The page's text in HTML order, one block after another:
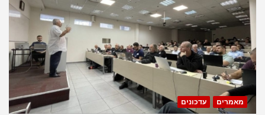
מאמרים עדכונים